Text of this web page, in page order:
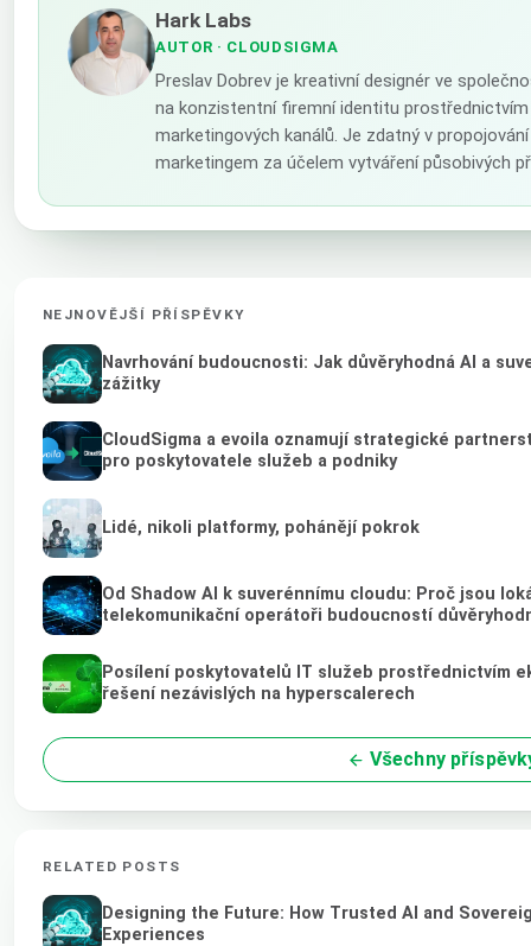
Hark Labs
AUTOR · CLOUDSIGMA
Preslav Dobrev je kreativní designér ve
na konzistentní firemní identitu
marketingových kanálů. Je zdatný v
marketingem za účelem vytváření působivých
NEJNOVĚJŠÍ PŘÍSPĚVKY
Navrhování budoucnosti: Jak důvěryhodná AI a
zážitky
CloudSigma a evoila oznamují strategické
pro poskytovatele služeb a podniky
Lidé, nikoli platformy, pohánějí pokrok
Od Shadow AI k suverénnímu cloudu: Proč jsou
telekomunikační operátoři budoucností
Posílení poskytovatelů IT služeb prostřednictvím
řešení nezávislých na hyperscalerech
Všechny
RELATED POSTS
Designing the Future: How Trusted AI and
Experiences